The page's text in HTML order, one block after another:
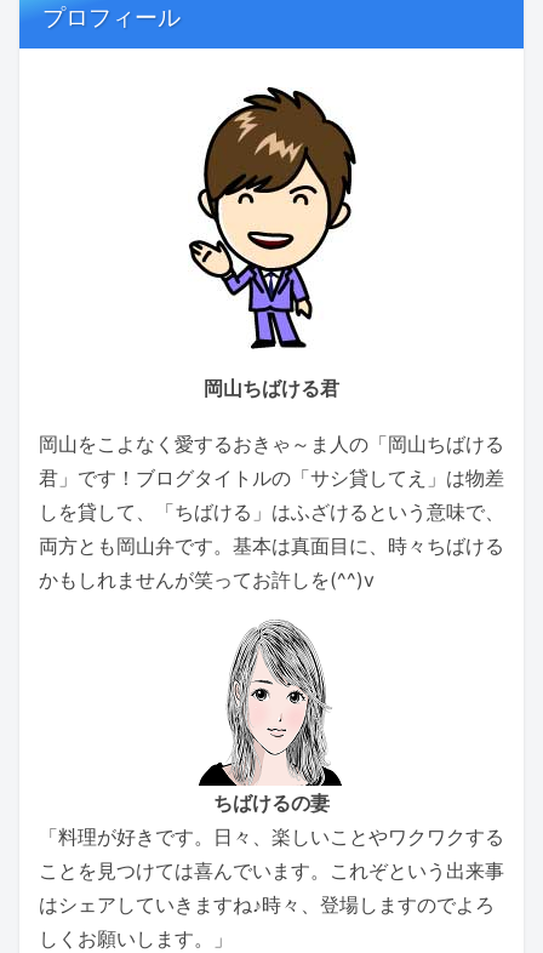
プロフィール
岡山ちばける君
岡山をこよなく愛するおきゃ～ま人の「岡山ちばける
君」です！ブログタイトルの「サシ貸してえ」は物差
しを貸して、「ちばける」はふざけるという意味で、
両方とも岡山弁です。基本は真面目に、時々ちばける
かもしれませんが笑ってお許しを(^^)v
ちばけるの妻
「料理が好きです。日々、楽しいことやワクワクする
ことを見つけては喜んでいます。これぞという出来事
はシェアしていきますね♪時々、登場しますのでよろ
しくお願いします。」